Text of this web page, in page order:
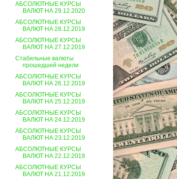
АБСОЛЮТНЫЕ КУРСЫ
ВАЛЮТ НА 29.12.2020
АБСОЛЮТНЫЕ КУРСЫ
ВАЛЮТ НА 28.12.2019
АБСОЛЮТНЫЕ КУРСЫ
ВАЛЮТ НА 27.12.2019
Стабильные валюты
прошедшей недели
АБСОЛЮТНЫЕ КУРСЫ
ВАЛЮТ НА 26.12.2019
АБСОЛЮТНЫЕ КУРСЫ
ВАЛЮТ НА 25.12.2019
АБСОЛЮТНЫЕ КУРСЫ
ВАЛЮТ НА 24.12.2019
АБСОЛЮТНЫЕ КУРСЫ
ВАЛЮТ НА 23.12.2019
АБСОЛЮТНЫЕ КУРСЫ
ВАЛЮТ НА 22.12.2019
АБСОЛЮТНЫЕ КУРСЫ
ВАЛЮТ НА 21.12.2019